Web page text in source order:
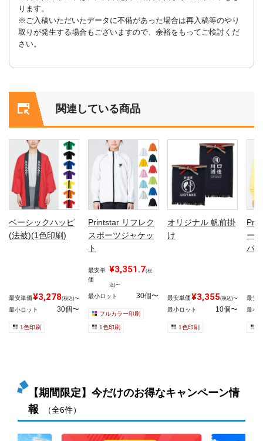
ります。
※ご入稿いただいたデータに不備があった場合は再入稿等のやり
取りが発生する場合もございますので、余裕をもってご検討くだ
さい。
関連している商品
ベーシックハッピ
(法被)(1色印刷)
最安単価¥3,278(税込)〜
最小ロット 30個〜
1色印刷
Printstar リフレク
スポーツジャケッ
ト
最安単
価
¥3,351.7(税
込)〜
最小ロット 30個〜
フルカラー印刷
1色印刷
オリジナル 帆前掛
け
最安単価¥3,355(税込)〜
最小ロット 10個〜
1色印刷
ー
パ
最安
最小
【期間限定】今だけのお得なキャンペーン情
報
（全6件）